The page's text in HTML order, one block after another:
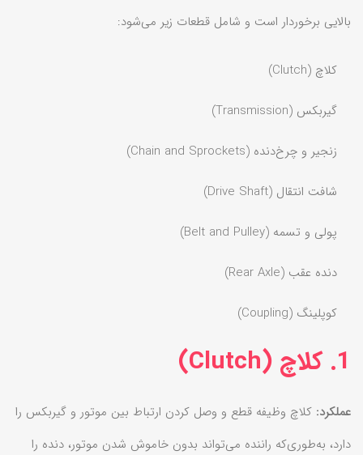
بالایی برخوردار است و شامل قطعات زیر می‌شود:
کلاچ (Clutch)
گیربکس (Transmission)
زنجیر و چرخ‌دنده (Chain and Sprockets)
شافت انتقال (Drive Shaft)
پولی و تسمه (Belt and Pulley)
دنده عقب (Rear Axle)
کوپلینگ (Coupling)
1. کلاچ (Clutch)
عملکرد: کلاچ وظیفه قطع و وصل کردن ارتباط بین موتور و گیربکس را
دارد، به‌طوری‌که راننده می‌تواند بدون خاموش شدن موتور، دنده را